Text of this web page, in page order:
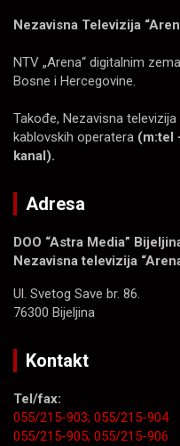
Nezavisna Televizija
NTV „Arena“ digitalnim
Bosne i Hercegovine.
Takođe, Nezavisna
kablovskih operatera (m:tel
kanal).
Adresa
DOO “Astra Media”
Nezavisna televizija
Ul. Svetog Save br. 86.
76300 Bijeljina
Kontakt
Tel/fax:
055/215-903; 055/215-904
055/215-905; 055/215-906